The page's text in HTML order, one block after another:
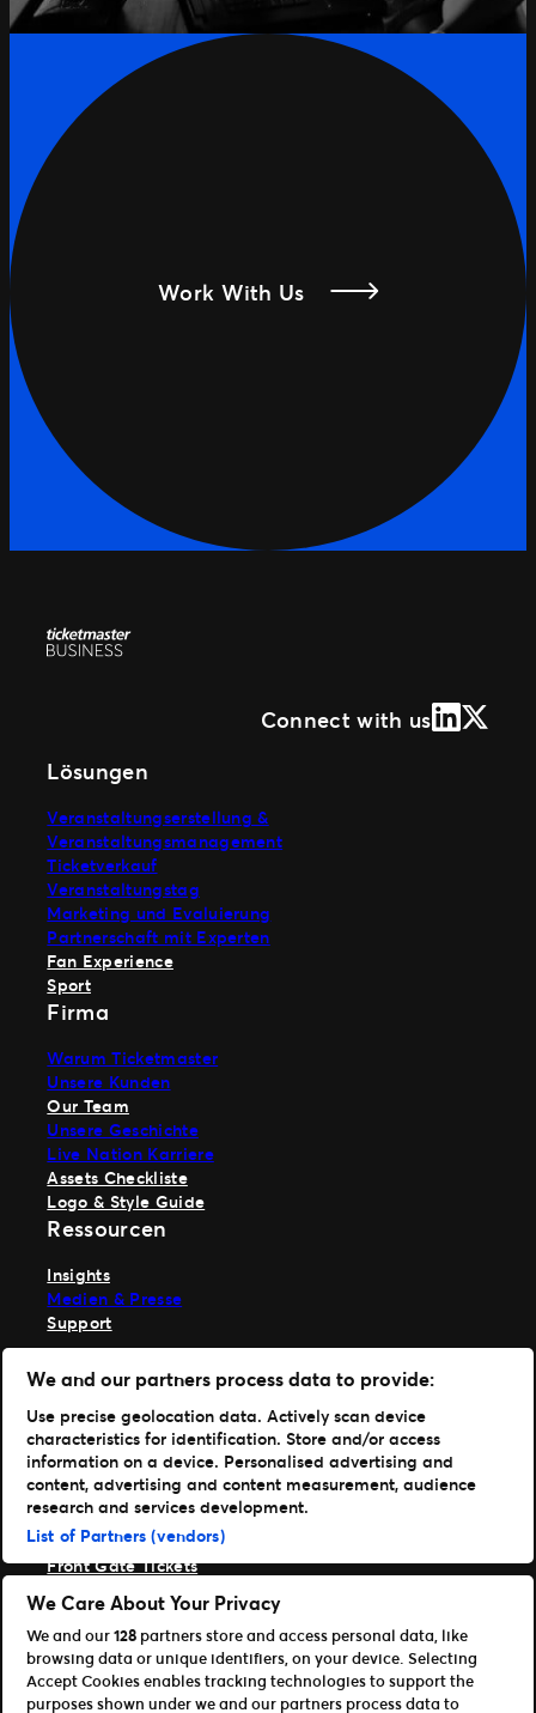
Work With Us
Connect with usLinkedIn
X
Lösungen
Veranstaltungserstellung &
Veranstaltungsmanagement
Ticketverkauf
Veranstaltungstag
Marketing und Evaluierung
Partnerschaft mit Experten
Fan Experience
Sport
Firma
Warum Ticketmaster
Unsere Kunden
Our Team
Unsere Geschichte
Live Nation Karriere
Assets Checkliste
Logo & Style Guide
Ressourcen
Insights
Medien & Presse
Support
TM1 anmelden
Hole dir unsere App
Ticketmaster
TM1 Reports
Portfolio
Ticketmaster
Front Gate Tickets
Universe
Verbessere
Partner
We and our partners process data to provide:
Use precise geolocation data. Actively scan device
characteristics for identification. Store and/or access
information on a device. Personalised advertising and
content, advertising and content measurement, audience
research and services development.
List of Partners (vendors)
We Care About Your Privacy
We and our128 partners store and access personal data, like
browsing data or unique identifiers, on your device. Selecting
Accept Cookies enables tracking technologies to support the
purposes shown under we and our partners process data to